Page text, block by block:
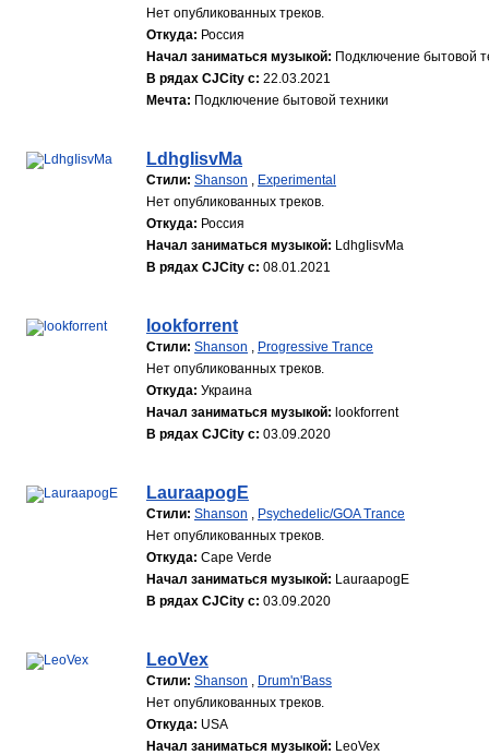
Нет опубликованных треков.
Откуда: Россия
Начал заниматься музыкой: Подключение бытовой
В рядах CJCity с: 22.03.2021
Мечта: Подключение бытовой техники
LdhgIisvMa
Стили: Shanson , Experimental
Нет опубликованных треков.
Откуда: Россия
Начал заниматься музыкой: LdhgIisvMa
В рядах CJCity с: 08.01.2021
lookforrent
Стили: Shanson , Progressive Trance
Нет опубликованных треков.
Откуда: Украина
Начал заниматься музыкой: lookforrent
В рядах CJCity с: 03.09.2020
LauraapogE
Стили: Shanson , Psychedelic/GOA Trance
Нет опубликованных треков.
Откуда: Cape Verde
Начал заниматься музыкой: LauraapogE
В рядах CJCity с: 03.09.2020
LeoVex
Стили: Shanson , Drum'n'Bass
Нет опубликованных треков.
Откуда: USA
Начал заниматься музыкой: LeoVex